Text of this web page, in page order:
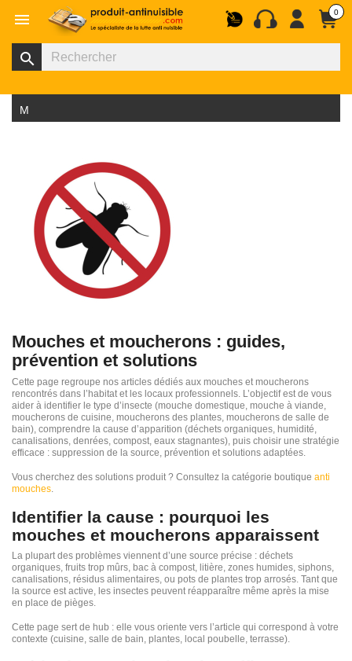
 0
search
Menu
Mouches et moucherons : guides,
prévention et solutions
Cette page regroupe nos articles dédiés aux mouches et moucherons
rencontrés dans l’habitat et les locaux professionnels. L’objectif est de vous
aider à identifier le type d’insecte (mouche domestique, mouche à viande,
moucherons de cuisine, moucherons des plantes, moucherons de salle de
bain), comprendre la cause d’apparition (déchets organiques, humidité,
canalisations, denrées, compost, eaux stagnantes), puis choisir une stratégie
efficace : suppression de la source, prévention et solutions adaptées.
Vous cherchez des solutions produit ? Consultez la catégorie boutique anti
mouches.
Identifier la cause : pourquoi les
mouches et moucherons apparaissent
La plupart des problèmes viennent d’une source précise : déchets
organiques, fruits trop mûrs, bac à compost, litière, zones humides, siphons,
canalisations, résidus alimentaires, ou pots de plantes trop arrosés. Tant que
la source est active, les insectes peuvent réapparaître même après la mise
en place de pièges.
Cette page sert de hub : elle vous oriente vers l’article qui correspond à votre
contexte (cuisine, salle de bain, plantes, local poubelle, terrasse).